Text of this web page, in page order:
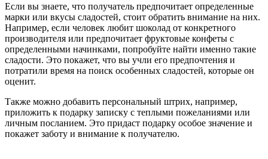
Если вы знаете, что получатель предпочитает определенные
марки или вкусы сладостей, стоит обратить внимание на них.
Например, если человек любит шоколад от конкретного
производителя или предпочитает фруктовые конфеты с
определенными начинками, попробуйте найти именно такие
сладости. Это покажет, что вы учли его предпочтения и
потратили время на поиск особенных сладостей, которые он
оценит.
Также можно добавить персональный штрих, например,
приложить к подарку записку с теплыми пожеланиями или
личным посланием. Это придаст подарку особое значение и
покажет заботу и внимание к получателю.